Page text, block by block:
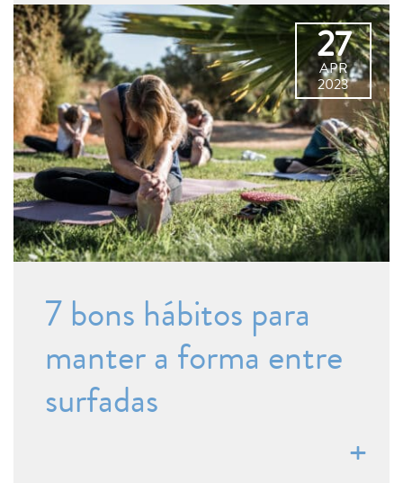
27
APR
2023
7 bons hábitos para
manter a forma entre
surfadas